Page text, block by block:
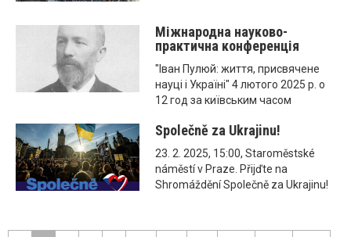
Міжнародна науково-
практична конференція
"Іван Пулюй: життя, присвячене
науці і Україні" 4 лютого 2025 р. о
12 год за київським часом
Společně za Ukrajinu!
23. 2. 2025, 15:00, Staroměstské
náměstí v Praze. Přijďte na
Shromáždění Společně za Ukrajinu!